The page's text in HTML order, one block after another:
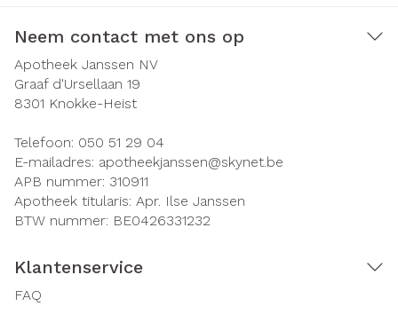
Neem contact met ons op
Apotheek Janssen NV
Graaf d'Ursellaan 19
8301 Knokke-Heist
Telefoon: 050 51 29 04
E-mailadres: apotheekjanssen@skynet.be
APB nummer: 310911
Apotheek titularis: Apr. Ilse Janssen
BTW nummer: BE0426331232
Klantenservice
FAQ